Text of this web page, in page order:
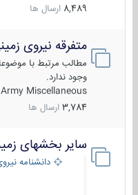
8,489 ارسال ها
متفرقه نیروی زمینی
مطالب مرتبط با
وجود ندارد.
Army Miscellaneous
3,784 ارسال ها
سایر بخشهای
دانشنامه نیروی